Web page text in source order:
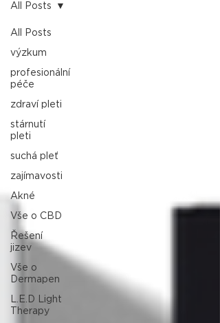
All Posts
výzkum
profesionální
péče
zdraví pleti
stárnutí
pleti
suchá pleť
zajímavosti
Akné
Vše o CBD
Řešení
jizev
Vše o
Dermapen
L.E.D Light
Therapy
All Posts